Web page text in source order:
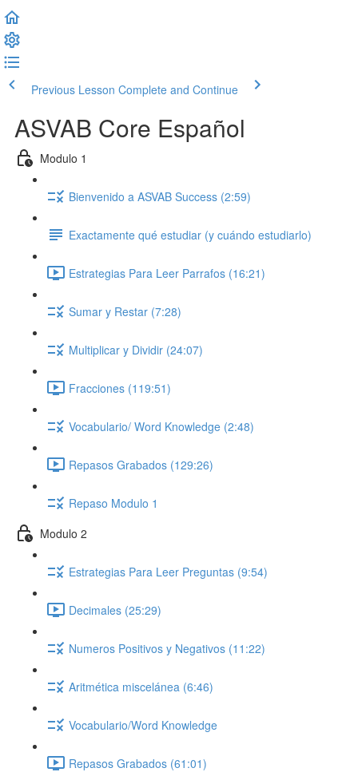
Previous Lesson Complete and Continue
ASVAB Core Español
Modulo 1
Bienvenido a ASVAB Success (2:59)
Exactamente qué estudiar (y cuándo estudiarlo)
Estrategias Para Leer Parrafos (16:21)
Sumar y Restar (7:28)
Multiplicar y Dividir (24:07)
Fracciones (119:51)
Vocabulario/ Word Knowledge (2:48)
Repasos Grabados (129:26)
Repaso Modulo 1
Modulo 2
Estrategias Para Leer Preguntas (9:54)
Decimales (25:29)
Numeros Positivos y Negativos (11:22)
Aritmética miscelánea (6:46)
Vocabulario/Word Knowledge
Repasos Grabados (61:01)